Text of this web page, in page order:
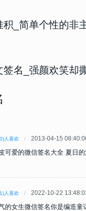
积_简单个性的非
名_强颜欢笑却
人喜欢 2013-04-15
可爱的微信签名大全 夏日
人喜欢 2022-10-22
的女生微信签名你是编造童